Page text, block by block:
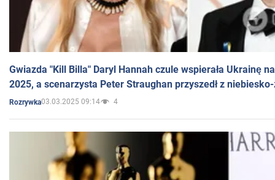
Gwiazda "Kill Billa" Daryl Hannah czule wspierała Ukrainę
2025, a scenarzysta Peter Straughan przyszedł z
Rozrywka03.03.2025 09:14 4